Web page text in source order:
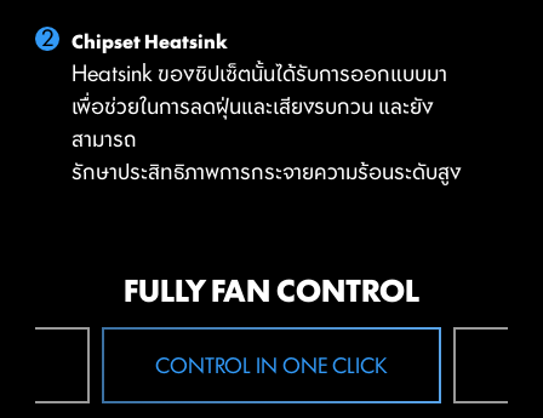
Chipset Heatsink
Heatsink ของชิปเซ็ตนั้นได้รับการออกแบบมา
เพื่อช่วยในการลดฝุ่นและเสียงรบกวน และยัง
สามารถ
รักษาประสิทธิภาพการกระจายความร้อนระดับสูง
FULLY FAN CONTROL
CONTROL IN ONE CLICK